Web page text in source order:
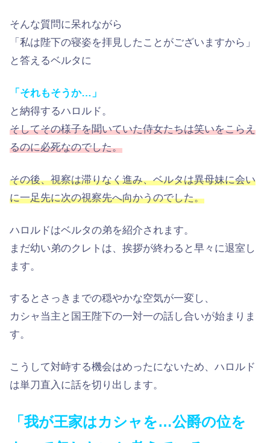
そんな質問に呆れながら
「私は陛下の寝姿を拝見したことがございますから」
と答えるベルタに
「それもそうか…」
と納得するハロルド。
そしてその様子を聞いていた侍女たちは笑いをこらえ
るのに必死なのでした。
その後、視察は滞りなく進み、ベルタは異母妹に会い
に一足先に次の視察先へ向かうのでした。
ハロルドはベルタの弟を紹介されます。
まだ幼い弟のクレトは、挨拶が終わると早々に退室し
ます。
するとさっきまでの穏やかな空気が一変し、
カシャ当主と国王陛下の一対一の話し合いが始まりま
す。
こうして対峙する機会はめったにないため、ハロルド
は単刀直入に話を切り出します。
「我が王家はカシャを…公爵の位を